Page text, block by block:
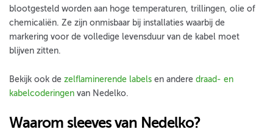
blootgesteld worden aan hoge temperaturen, trillingen, olie of
chemicaliën. Ze zijn onmisbaar bij installaties waarbij de
markering voor de volledige levensduur van de kabel moet
blijven zitten.
Bekijk ook de zelflaminerende labels en andere draad- en
kabelcoderingen van Nedelko.
Waarom sleeves van Nedelko?